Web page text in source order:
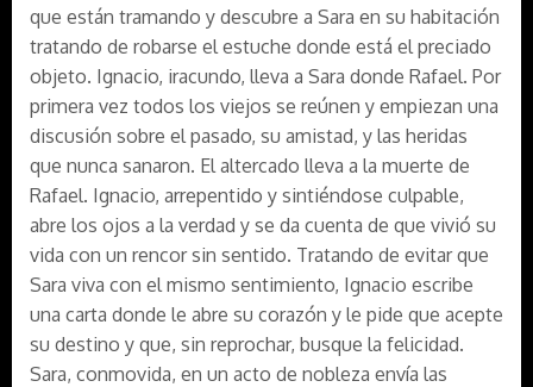
que están tramando y descubre a Sara en su habitación
tratando de robarse el estuche donde está el preciado
objeto. Ignacio, iracundo, lleva a Sara donde Rafael. Por
primera vez todos los viejos se reúnen y empiezan una
discusión sobre el pasado, su amistad, y las heridas
que nunca sanaron. El altercado lleva a la muerte de
Rafael. Ignacio, arrepentido y sintiéndose culpable,
abre los ojos a la verdad y se da cuenta de que vivió su
vida con un rencor sin sentido. Tratando de evitar que
Sara viva con el mismo sentimiento, Ignacio escribe
una carta donde le abre su corazón y le pide que acepte
su destino y que, sin reprochar, busque la felicidad.
Sara, conmovida, en un acto de nobleza envía las